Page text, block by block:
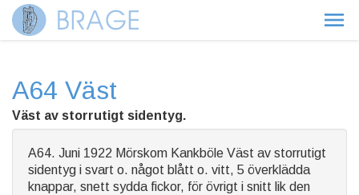
A64 Väst
Väst av storrutigt sidentyg.
A64. Juni 1922 Mörskom Kankböle Väst av storrutigt
sidentyg i svart o. något blått o. vitt, 5 överklädda
knappar, snett sydda fickor, för övrigt i snitt lik den